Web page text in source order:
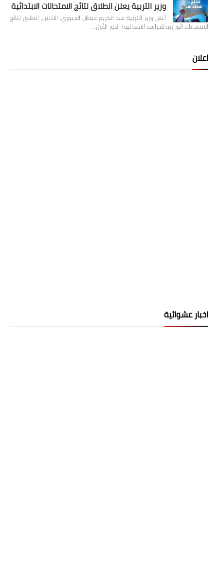
وزير التربية يعلن انطلاق نتائج الامتحانات الابتدائية
أعلن وزير التربية عبد الكريم عبطان الجبوري، الاثنين، انطلاق نتائج
الامتحانات الوزارية للدراسة الابتدائية/ الدور الأول…
اعلان
اخبار عشوائية